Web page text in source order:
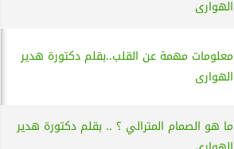
الهوارى
معلومات مهمة عن القلب..بقلم دكتورة هدير
الهوارى
ما هو الصمام المترالي ؟ .. بقلم دكتورة هدير